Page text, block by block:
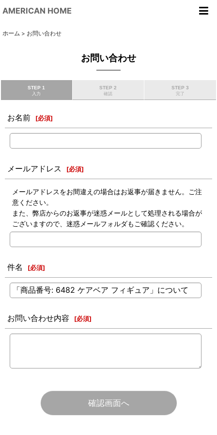
AMERICAN HOME
ホーム > お問い合わせ
お問い合わせ
STEP 1
入力
STEP 2
確認
STEP 3
完了
お名前 [必須]
メールアドレス [必須]
メールアドレスをお間違えの場合はお返事が届きません。ご注
意ください。
また、弊店からのお返事が迷惑メールとして処理される場合が
ございますので、迷惑メールフォルダもご確認ください。
件名 [必須]
お問い合わせ内容 [必須]
確認画面へ